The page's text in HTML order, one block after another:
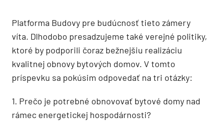
Platforma Budovy pre budúcnosť tieto zámery
víta. Dlhodobo presadzujeme také verejné politiky,
ktoré by podporili čoraz bežnejšiu realizáciu
kvalitnej obnovy bytových domov. V tomto
príspevku sa pokúsim odpovedať na tri otázky:
1. Prečo je potrebné obnovovať bytové domy nad
rámec energetickej hospodárnosti?